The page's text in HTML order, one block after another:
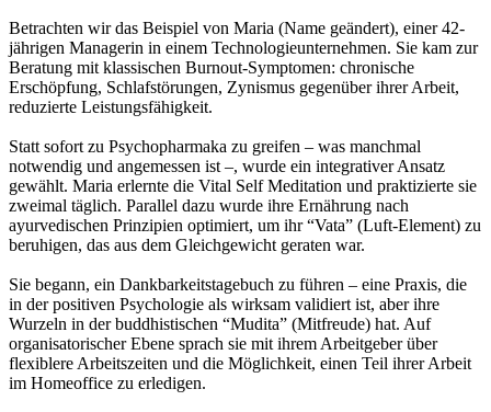
Betrachten wir das Beispiel von Maria (Name geändert), einer 42-
jährigen Managerin in einem Technologieunternehmen. Sie kam zur
Beratung mit klassischen Burnout-Symptomen: chronische
Erschöpfung, Schlafstörungen, Zynismus gegenüber ihrer Arbeit,
reduzierte Leistungsfähigkeit.
Statt sofort zu Psychopharmaka zu greifen – was manchmal
notwendig und angemessen ist –, wurde ein integrativer Ansatz
gewählt. Maria erlernte die Vital Self Meditation und praktizierte sie
zweimal täglich. Parallel dazu wurde ihre Ernährung nach
ayurvedischen Prinzipien optimiert, um ihr “Vata” (Luft-Element) zu
beruhigen, das aus dem Gleichgewicht geraten war.
Sie begann, ein Dankbarkeitstagebuch zu führen – eine Praxis, die
in der positiven Psychologie als wirksam validiert ist, aber ihre
Wurzeln in der buddhistischen “Mudita” (Mitfreude) hat. Auf
organisatorischer Ebene sprach sie mit ihrem Arbeitgeber über
flexiblere Arbeitszeiten und die Möglichkeit, einen Teil ihrer Arbeit
im Homeoffice zu erledigen.